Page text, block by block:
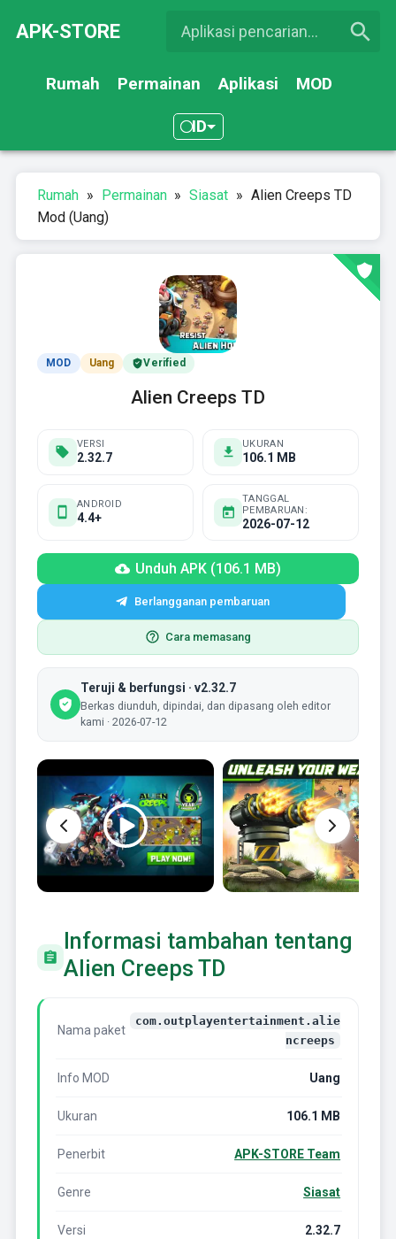
APK-STORE
Rumah Permainan Aplikasi MOD
ID
Rumah » Permainan » Siasat » Alien Creeps TD
Mod (Uang)
MOD Uang Verified
Alien Creeps TD
VERSI
2.32.7
UKURAN
106.1 MB
ANDROID
4.4+
TANGGAL
PEMBARUAN:
2026-07-12
Unduh APK (106.1 MB)
Berlangganan pembaruan
Cara memasang
Teruji & berfungsi · v2.32.7
Berkas diunduh, dipindai, dan dipasang oleh editor
kami · 2026-07-12
Informasi tambahan tentang
Alien Creeps TD
Nama paket
com.outplayentertainment.alie
ncreeps
Info MOD Uang
Ukuran 106.1 MB
Penerbit APK-STORE Team
Genre Siasat
Versi 2.32.7